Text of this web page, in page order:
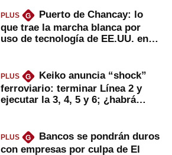
PLUS G
Puerto de Chancay: lo
que trae la marcha blanca por
uso de tecnología de EE.UU. en
PLUS G
Keiko anuncia “shock”
ferroviario: terminar Línea 2 y
ejecutar la 3, 4, 5 y 6; ¿habrá
PLUS G
Bancos se pondrán duros
con empresas por culpa de El